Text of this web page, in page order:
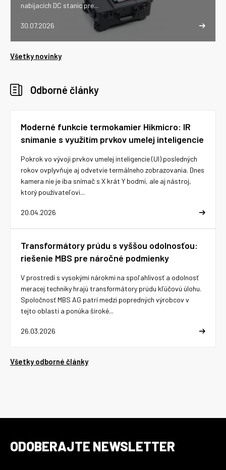
30.07.2026
nabíjacích DC staníc pre...
Všetky novinky
Odborné články
Moderné funkcie termokamier Hikmicro: IR
snímanie s využitím prvkov umelej inteligencie
20.04.2026
Pokrok vo vývoji prvkov umelej inteligencie (UI) posledných
rokov ovplyvňuje aj odvetvie termálneho zobrazovania. Dnes
kamera nie je iba snímač s X krát Y bodmi, ale aj nástroj,
ktorý používateľovi...
Transformátory prúdu s vyššou odolnosťou:
riešenie MBS pre náročné podmienky
26.03.2026
V prostredí s vysokými nárokmi na spoľahlivosť a odolnosť
meracej techniky hrajú transformátory prúdu kľúčovú úlohu.
Spoločnosť MBS AG patrí medzi popredných výrobcov v
tejto oblasti a ponúka široké...
Všetky odborné články
ODOBERAJTE NEWSLETTER